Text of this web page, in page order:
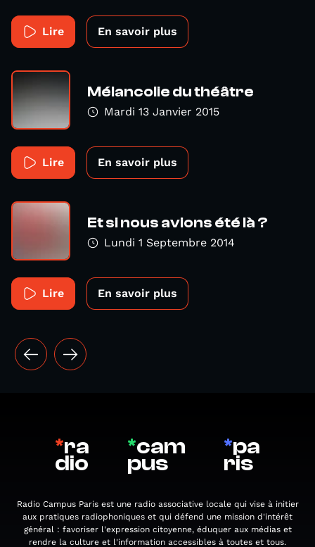
Lire En savoir plus
Mélancolie du théâtre
Mardi 13 Janvier 2015
Lire En savoir plus
Et si nous avions été là ?
Lundi 1 Septembre 2014
Lire En savoir plus
*ra
dio
*cam
pus
*pa
ris
Radio Campus Paris est une radio associative locale qui vise à initier
aux pratiques radiophoniques et qui défend une mission d'intérêt
général : favoriser l'expression citoyenne, éduquer aux médias et
rendre la culture et l'information accessibles à toutes et tous.